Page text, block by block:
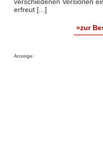
erfreut [...]
»zur
Anzeige